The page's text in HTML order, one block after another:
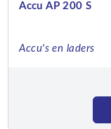
Accu AP 200 S
Accu's en laders